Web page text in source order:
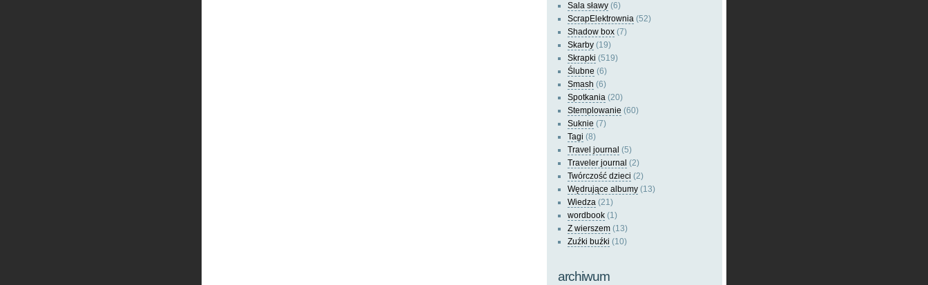
Sala sławy (6)
ScrapElektrownia (52)
Shadow box (7)
Skarby (19)
Skrapki (519)
Ślubne (6)
Smash (6)
Spotkania (20)
Stemplowanie (60)
Suknie (7)
Tagi (8)
Travel journal (5)
Traveler journal (2)
Twórczość dzieci (2)
Wędrujące albumy (13)
Wiedza (21)
wordbook (1)
Z wierszem (13)
Zuźki buźki (10)
archiwum